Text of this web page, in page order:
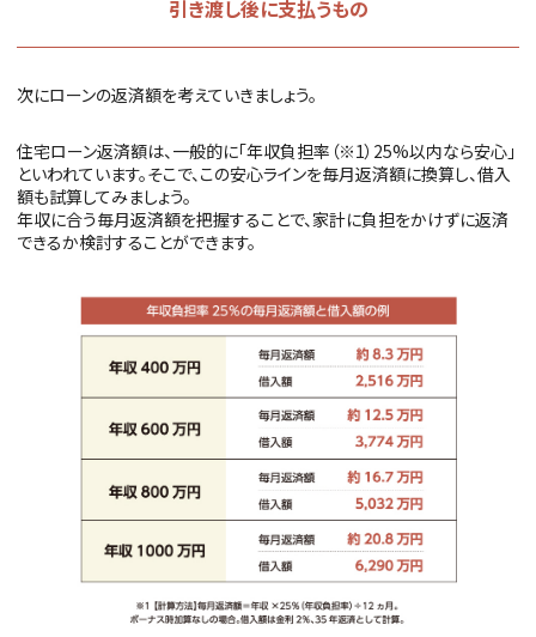
引き渡し後に支払うもの
次にローンの返済額を考えていきましょう。
住宅ローン返済額は、一般的に「年収負担率（※1）25%以内なら安心」
といわれています。そこで、この安心ラインを毎月返済額に換算し、借入
額も試算してみましょう。
年収に合う毎月返済額を把握することで、家計に負担をかけずに返済
できるか検討することができます。